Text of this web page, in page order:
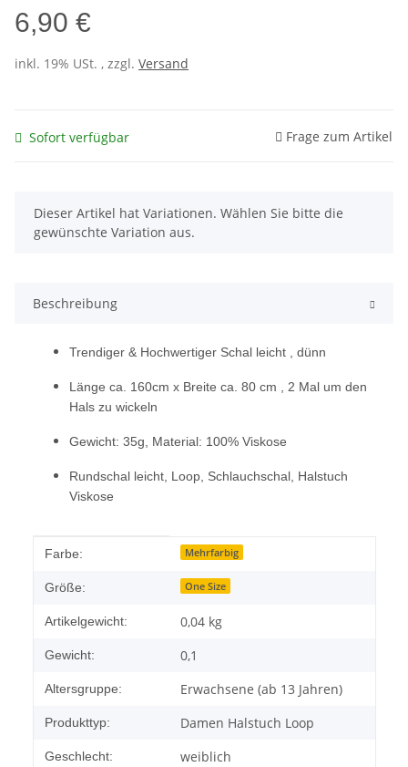
6,90 €
inkl. 19% USt. , zzgl. Versand
Sofort verfügbar Frage zum Artikel
x
Dieser Artikel hat Variationen. Wählen Sie bitte die
gewünschte Variation aus.
Beschreibung
Trendiger & Hochwertiger Schal leicht , dünn
Länge ca. 160cm x Breite ca. 80 cm , 2 Mal um den
Hals zu wickeln
Gewicht: 35g, Material: 100% Viskose
Rundschal leicht, Loop, Schlauchschal, Halstuch
Viskose
Produkteigenschaft
Wert
Farbe: Mehrfarbig
Größe: One Size
Artikelgewicht: 0,04 kg
Gewicht: 0,1
Altersgruppe: Erwachsene (ab 13 Jahren)
Produkttyp: Damen Halstuch Loop
Geschlecht: weiblich